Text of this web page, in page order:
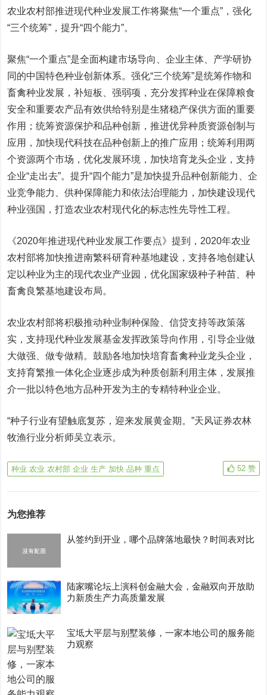
农业农村部推进现代种业发展工作将聚焦“一个重点”，强化
“三个统筹”，提升“四个能力”。
聚焦“一个重点”是全面构建市场导向、企业主体、产学研协
同的中国特色种业创新体系。强化“三个统筹”是统筹作物和
畜禽种业发展，补短板、强弱项，充分发挥种业在保障粮食
安全和重要农产品有效供给特别是生猪稳产保供方面的重要
作用；统筹资源保护和品种创新，推进优异种质资源创制与
应用，加快现代科技在品种创新上的推广应用；统筹利用两
个资源两个市场，优化发展环境，加快培育龙头企业，支持
企业“走出去”。提升“四个能力”是加快提升品种创新能力、企
业竞争能力、供种保障能力和依法治理能力，加快建设现代
种业强国，打造农业农村现代化的标志性先导性工程。
《2020年推进现代种业发展工作要点》提到，2020年农业
农村部将加快推进南繁科研育种基地建设，支持各地创建认
定以种业为主的现代农业产业园，优化国家级种子种苗、种
畜禽良繁基地建设布局。
农业农村部将积极推动种业制种保险、信贷支持等政策落
实，支持现代种业发展基金发挥政策导向作用，引导企业做
大做强、做专做精。鼓励各地加快培育畜禽种业龙头企业，
支持育繁推一体化企业逐步成为种质创新利用主体，发展推
介一批以特色地方品种开发为主的专精特种业企业。
“种子行业有望触底复苏，迎来发展黄金期。”天风证券农林
牧渔行业分析师吴立表示。
种业 农业 农村部 企业 生产 加快 品种 重点 52 赞
为您推荐
从签约到开业，哪个品牌落地最快？时间表对比
陆家嘴论坛上演科创金融大会，金融双向开放助
力新质生产力高质量发展
宝坻大平层与别墅装修，一家本地公司的服务能
力观察